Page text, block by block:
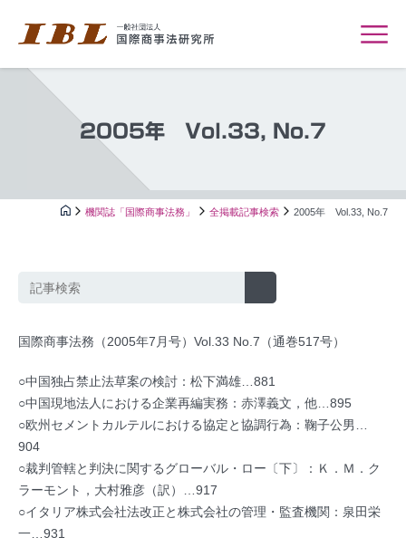
2005年 Vol.33, No.7
機関誌「国際商事法務」 全掲載記事検索 2005年 Vol.33, No.7
国際商事法務（2005年7月号）Vol.33 No.7（通巻517号）
○中国独占禁止法草案の検討：松下満雄…881
○中国現地法人における企業再編実務：赤澤義文，他…895
○欧州セメントカルテルにおける協定と協調行為：鞠子公男…
904
○裁判管轄と判決に関するグローバル・ロー〔下〕：Ｋ．Ｍ．ク
ラーモント，大村雅彦（訳）…917
○イタリア株式会社法改正と株式会社の管理・監査機関：泉田栄
一…931